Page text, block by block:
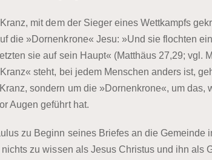
mit dem der Sieger eines Wettkampfs
die »Dornenkrone« Jesu: »Und sie flochten
sie auf sein Haupt« (Matthäus 27,29; vgl.
steht, bei jedem Menschen anders ist,
sondern um die »Dornenkrone«, um das,
Augen geführt hat.
zu Beginn seines Briefes an die Gemeinde
zu wissen als Jesus Christus und ihn als